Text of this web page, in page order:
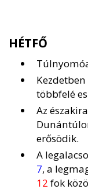
HÉTFŐ
többfelé
Az
erősödik.
A
7, a
12 fok